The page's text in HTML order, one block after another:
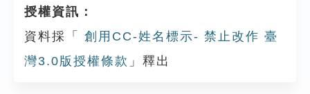
授權資訊：
資料採「
創用CC-姓名標示- 禁止改作 臺
灣3.0版授權條款 」釋出